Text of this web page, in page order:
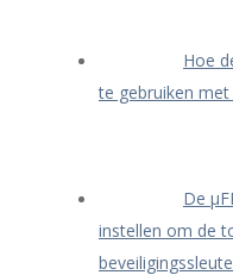
Hoe
te gebruiken met
De
instellen om de